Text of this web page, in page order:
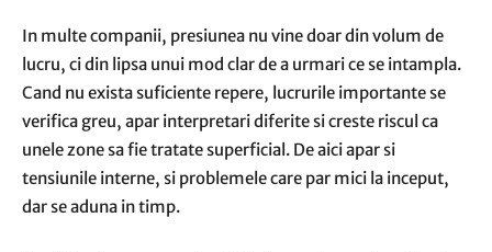
In multe companii, presiunea nu vine doar din volum de
lucru, ci din lipsa unui mod clar de a urmari ce se intampla.
Cand nu exista suficiente repere, lucrurile importante se
verifica greu, apar interpretari diferite si creste riscul ca
unele zone sa fie tratate superficial. De aici apar si
tensiunile interne, si problemele care par mici la inceput,
dar se aduna in timp.